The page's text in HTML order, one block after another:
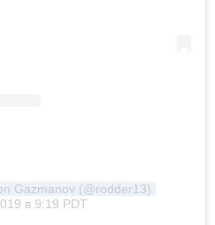
Gazmanov (@rodder13)
в 9:19 PDT